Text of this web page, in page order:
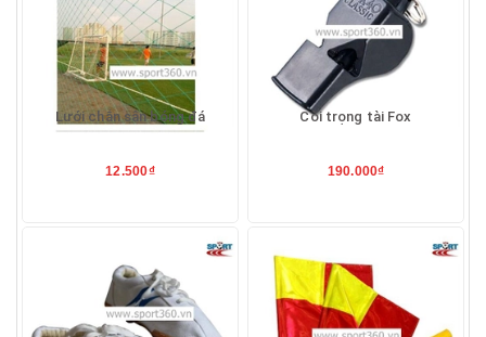
Lưới chắn sân bóng đá
12.500₫
Còi trọng tài Fox
190.000₫